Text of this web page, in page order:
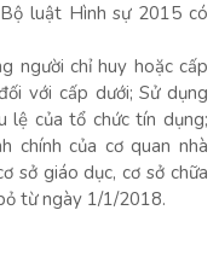
luật Hình sự 2015 có
người chỉ huy hoặc cấp
với cấp dưới; Sử dụng
lệ của tổ chức tín dụng;
chính của cơ quan nhà
sở giáo dục, cơ sở chữa
từ ngày 1/1/2018.